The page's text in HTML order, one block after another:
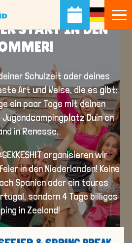
& SPRING
START IN DEN
Schulzeit oder deines
Art und Weise, die es gibt:
ein paar Tage mit deinen
Duin en
in Renesse.
organisieren wir
in den Niederlanden! Keine
Spanien oder ein teures
sondern 4 Tage billiges
in Zeeland!